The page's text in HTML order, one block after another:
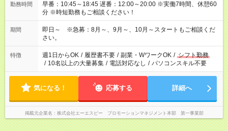
勤務時間
早番：10:45～18:45 遅番：12:00～20:00 ※実働7時間、休憩60
分 ※時短勤務もご相談ください！
期間
即日～ ※急募：8月～、9月～、10月～スタートもご相談くだ
さい。
特徴 週1日からOK / 履歴書不要 / 副業・WワークOK / シフト勤務
/ 10名以上の大量募集 / 電話対応なし / パソコンスキル不要
気になる！ 応募する 詳細へ
掲載元企業名 株式会社エーエスピー プロモーションマネジメント本部 第一事業部